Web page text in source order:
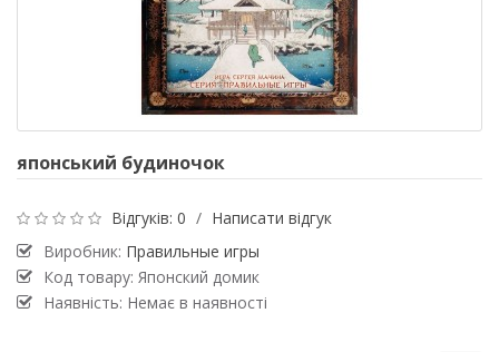
японський будиночок
Відгуків: 0 / Написати відгук
Виробник: Правильные игры
Код товару: Японский домик
Наявність: Немає в наявності